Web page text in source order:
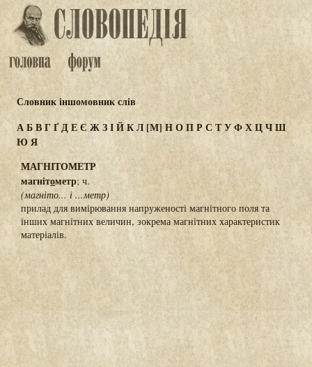
Словник іншомовник слів
АБВГҐДЕЄ ЖЗІЙКЛ[М] НОПР С ТУФХЦЧШ
Ю Я
МАГНІТОМЕТР
магнітометр; ч.
(магніто... і ...метр)
прилад для вимірювання напруженості магнітного поля та
інших магнітних величин, зокрема магнітних характеристик
матеріалів.